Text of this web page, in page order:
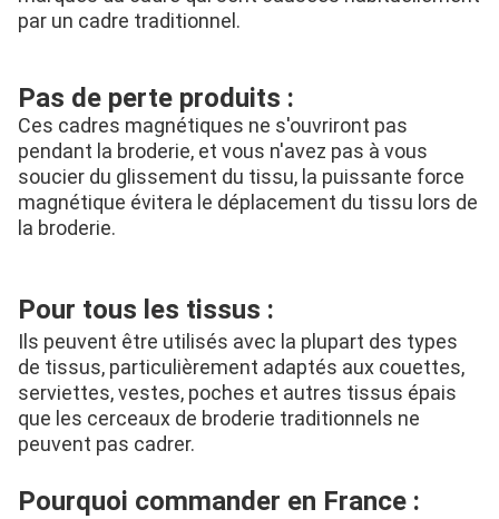
par un cadre traditionnel.
Pas de perte produits :
Ces cadres magnétiques ne s'ouvriront pas
pendant la broderie, et vous n'avez pas à vous
soucier du glissement du tissu, la puissante force
magnétique évitera le déplacement du tissu lors de
la broderie.
Pour tous les tissus :
Ils peuvent être utilisés avec la plupart des types
de tissus, particulièrement adaptés aux couettes,
serviettes, vestes, poches et autres tissus épais
que les cerceaux de broderie traditionnels ne
peuvent pas cadrer.
Pourquoi commander en France :